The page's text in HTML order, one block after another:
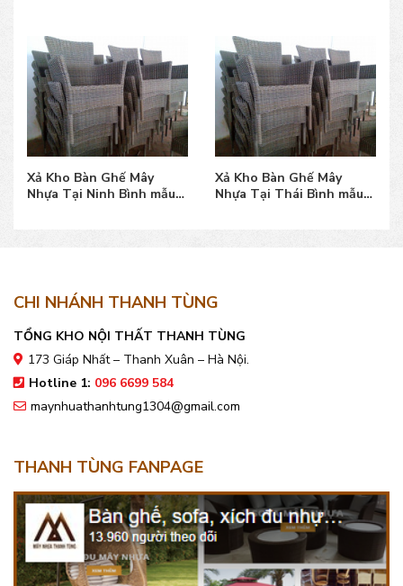
Xả Kho Bàn Ghế Mây
Nhựa Tại Ninh Bình mẫu
Xả Kho Bàn Ghế Mây
Nhựa Tại Thái Bình mẫu
CHI NHÁNH THANH TÙNG
TỔNG KHO NỘI THẤT THANH TÙNG
173 Giáp Nhất – Thanh Xuân – Hà Nội.
Hotline 1: 096 6699 584
maynhuathanhtung1304@gmail.com
THANH TÙNG FANPAGE